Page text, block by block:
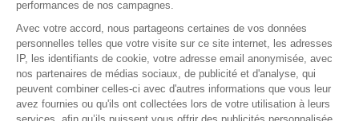
Comparer
Slip absorbant Tena
Pants ProSkin super -